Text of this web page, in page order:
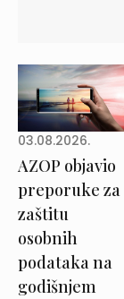
03.08.2026.
AZOP objavio
preporuke za
zaštitu
osobnih
podataka na
godišnjem